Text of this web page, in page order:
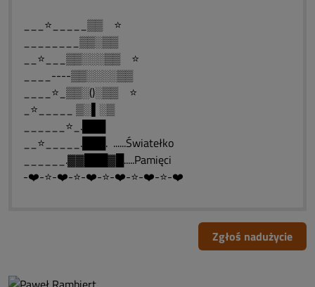
___⭐_____▒▒ ⭐
________▒▒░▒▒
__⭐___▒▒░░░▒▒ ⭐
____----▒▒░░░░▒▒
____⭐_▒▒░()░▒▒ ⭐
_⭐_____ ▒░▌░▒
______⭐_.███
__⭐_____.███. ......Światełko
______.▓▓███▓█.....Pamięci
-❤️-⭐-❤️-⭐-❤️-⭐-❤️-⭐-❤️-⭐-❤️
Zgłoś nadużycie